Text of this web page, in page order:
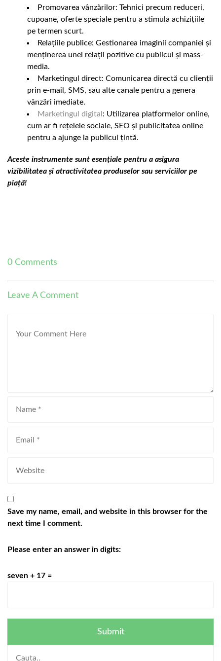
Promovarea vânzărilor: Tehnici precum reduceri,
cupoane, oferte speciale pentru a stimula achizițiile
pe termen scurt.
Relațiile publice: Gestionarea imaginii companiei și
menținerea unei relații pozitive cu publicul și mass-
media.
Marketingul direct: Comunicarea directă cu clienții
prin e-mail, SMS, sau alte canale pentru a genera
vânzări imediate.
Marketingul digital : Utilizarea platformelor online,
cum ar fi rețelele sociale, SEO și publicitatea online
pentru a ajunge la publicul țintă.
Aceste instrumente sunt esențiale pentru a asigura
vizibilitatea și atractivitatea produselor sau serviciilor pe
piață!
0 Comments
Leave A Comment
Save my name, email, and website in this browser for the
next time I comment.
Please enter an answer in digits:
seven + 17 =